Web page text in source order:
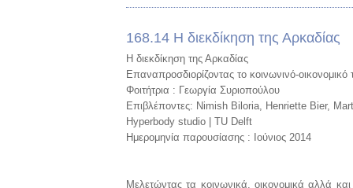
168.14 Η διεκδίκηση της Αρκαδίας
Η διεκδίκηση της Αρκαδίας
Επαναπροσδιορίζοντας το κοινωνινό-οικονομικό
Φοιτήτρια : Γεωργία Συριοπούλου
Επιβλέποντες: Nimish Biloria, Henriette Bier,
Hyperbody studio | TU Delft
Ημερομηνία παρουσίασης : Ιούνιος 2014
Μελετώντας τα κοινωνικά, οικονομικά αλλά